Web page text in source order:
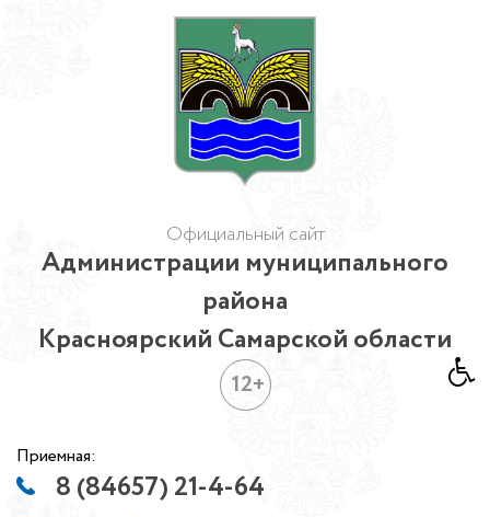
Официальный сайт
Администрации муниципального
района
Красноярский Самарской области
12+
Приемная:
8 (84657) 21-4-64